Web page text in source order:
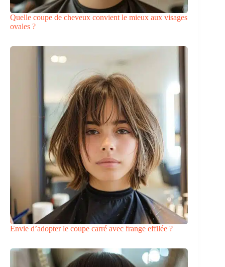
Quelle coupe de cheveux convient le mieux aux visages
ovales ?
Envie d’adopter le coupe carré avec frange effilée ?